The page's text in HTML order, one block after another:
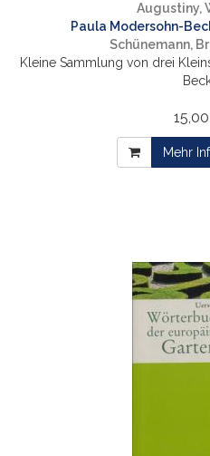
Augustiny,
Paula Modersohn-
Schünemann,
Kleine Sammlung von drei
Mehr